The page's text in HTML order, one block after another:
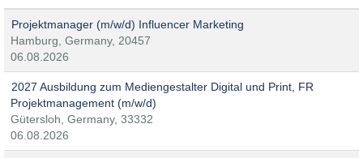
Projektmanager (m/w/d) Influencer Marketing
Hamburg, Germany, 20457
06.08.2026
2027 Ausbildung zum Mediengestalter Digital und Print, FR
Projektmanagement (m/w/d)
Gütersloh, Germany, 33332
06.08.2026